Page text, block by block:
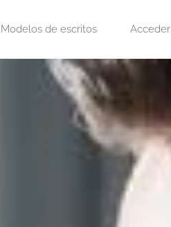
Modelos de escritos Acceder